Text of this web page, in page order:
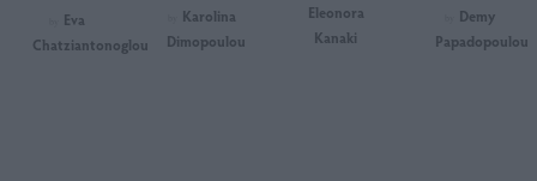
Eva
Chatziantonoglou
Karolina
Dimopoulou
Eleonora
Kanaki
Demy
Papadopoulou